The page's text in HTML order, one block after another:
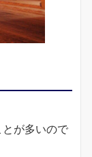
が多いので